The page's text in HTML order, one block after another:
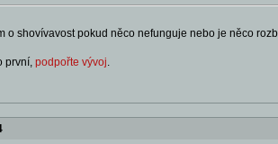
o shovívavost pokud něco nefunguje nebo je něco
první, podpořte vývoj.